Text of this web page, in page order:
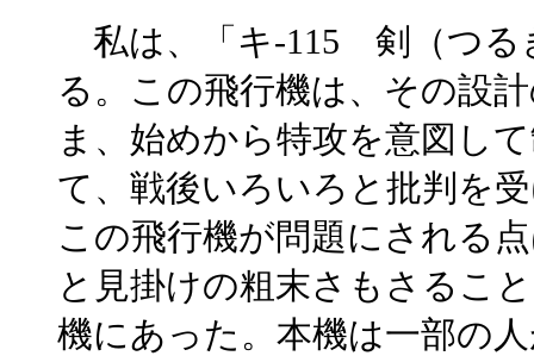
私は、「キ-115 剣（つる
る。この飛行機は、その設
ま、始めから特攻を意図し
て、戦後いろいろと批判を
この飛行機が問題にされる
と見掛けの粗末さもさるこ
機にあった。本機は一部の